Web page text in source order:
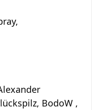
BodoW ,